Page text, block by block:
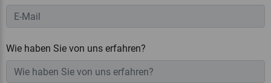
Wie haben Sie von uns erfahren?